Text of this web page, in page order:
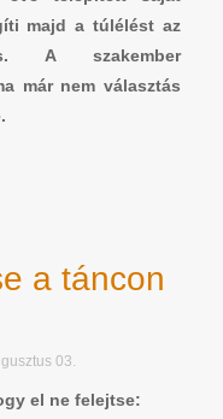
majd a túlélést az
A szakember
már nem választás
a táncon
03.
el ne felejtse: